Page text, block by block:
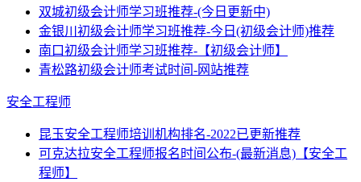
双城初级会计师学习班推荐-(今日更新中)
金银川初级会计师学习班推荐-今日(初级会计师)推荐
南口初级会计师学习班推荐-【初级会计师】
青松路初级会计师考试时间-网站推荐
安全工程师
昆玉安全工程师培训机构排名-2022已更新推荐
可克达拉安全工程师报名时间公布-(最新消息)【安全工
程师】